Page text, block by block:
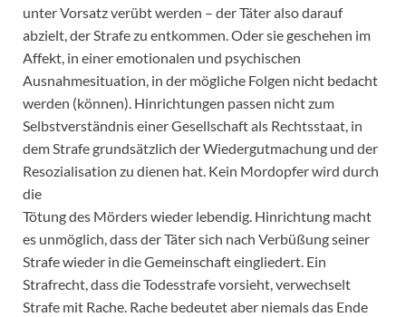
unter Vorsatz verübt werden – der Täter also darauf
abzielt, der Strafe zu entkommen. Oder sie geschehen im
Affekt, in einer emotionalen und psychischen
Ausnahmesituation, in der mögliche Folgen nicht bedacht
werden (können). Hinrichtungen passen nicht zum
Selbstverständnis einer Gesellschaft als Rechtsstaat, in
dem Strafe grundsätzlich der Wiedergutmachung und der
Resozialisation zu dienen hat. Kein Mordopfer wird durch
die
Tötung des Mörders wieder lebendig. Hinrichtung macht
es unmöglich, dass der Täter sich nach Verbüßung seiner
Strafe wieder in die Gemeinschaft eingliedert. Ein
Strafrecht, dass die Todesstrafe vorsieht, verwechselt
Strafe mit Rache. Rache bedeutet aber niemals das Ende